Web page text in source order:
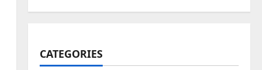
CATEGORIES